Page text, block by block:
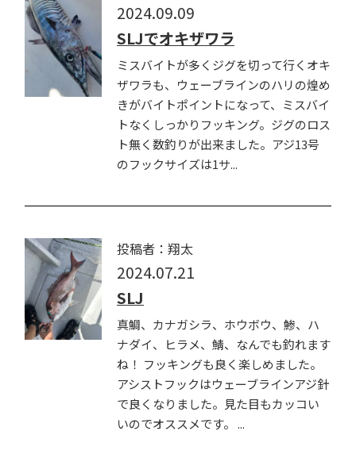
2024.09.09
SLJでオキザワラ
ミスバイトが多くジグを切って行くオキ
ザワラも、ウェーブラインのハリの煌め
きがバイトポイントになって、ミスバイ
トなくしっかりフッキング。ジグのロス
ト無く数釣りが出来ました。アジ13号
のフックサイズは1サ...
投稿者：翔太
2024.07.21
SLJ
真鯛、カナガシラ、ホウボウ、鯵、ハ
ナダイ、ヒラメ、鯖、なんでも釣れます
ね！ フッキングも良く楽しめました。
アシストフックはウェーブラインアジ針
で良くなりました。見た目もカッコい
いのでオススメです。 ...